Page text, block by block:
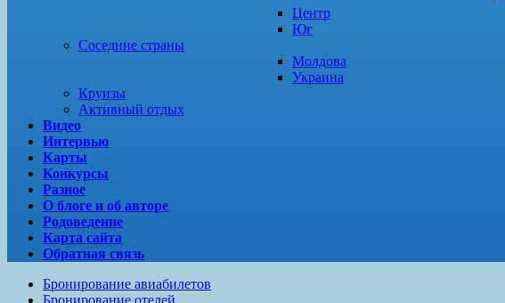
Центр
Юг
Соседние страны
Молдова
Украина
Круизы
Активный отдых
Видео
Интервью
Карты
Конкурсы
Разное
О блоге и об авторе
Родоведение
Карта сайта
Обратная связь
Бронирование авиабилетов
Бронирование отелей